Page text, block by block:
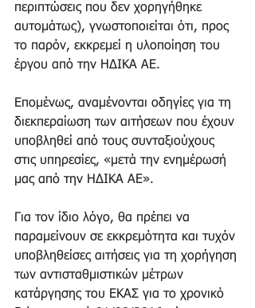
περιπτώσεις που δεν χορηγήθηκε
αυτομάτως), γνωστοποιείται ότι, προς
το παρόν, εκκρεμεί η υλοποίηση του
έργου από την ΗΔΙΚΑ ΑΕ.
Επομένως, αναμένονται οδηγίες για τη
διεκπεραίωση των αιτήσεων που έχουν
υποβληθεί από τους συνταξιούχους
στις υπηρεσίες, «μετά την ενημέρωσή
μας από την ΗΔΙΚΑ ΑΕ».
Για τον ίδιο λόγο, θα πρέπει να
παραμείνουν σε εκκρεμότητα και τυχόν
υποβληθείσες αιτήσεις για τη χορήγηση
των αντισταθμιστικών μέτρων
κατάργησης του ΕΚΑΣ για το χρονικό